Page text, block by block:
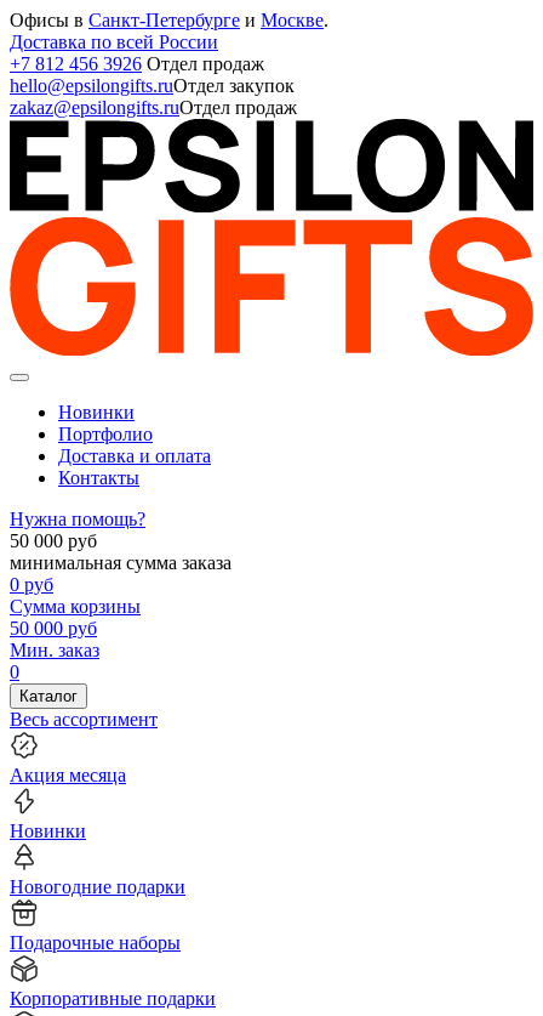
Офисы в Санкт-Петербурге и Москве.
Доставка по всей России
+7 812 456 3926 Отдел продаж
hello@epsilongifts.ruОтдел закупок
zakaz@epsilongifts.ruОтдел продаж
Новинки
Портфолио
Доставка и оплата
Контакты
Нужна помощь?
50 000 руб
минимальная сумма заказа
0 руб
Сумма корзины
50 000 руб
Мин. заказ
0
Каталог
Весь ассортимент
Акция месяца
Новинки
Новогодние подарки
Подарочные наборы
Корпоративные подарки